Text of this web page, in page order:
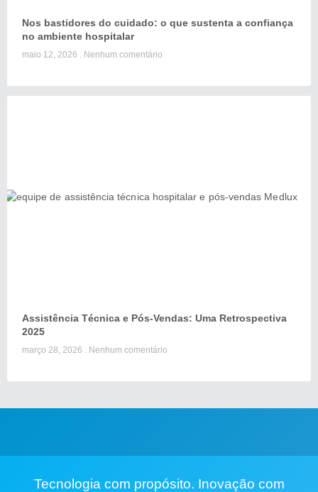
Nos bastidores do cuidado: o que sustenta a confiança
no ambiente hospitalar
maio 12, 2026 Nenhum comentário
Assistência Técnica e Pós-Vendas: Uma Retrospectiva
2025
março 28, 2026 Nenhum comentário
Tecnologia com propósito. Inovação com